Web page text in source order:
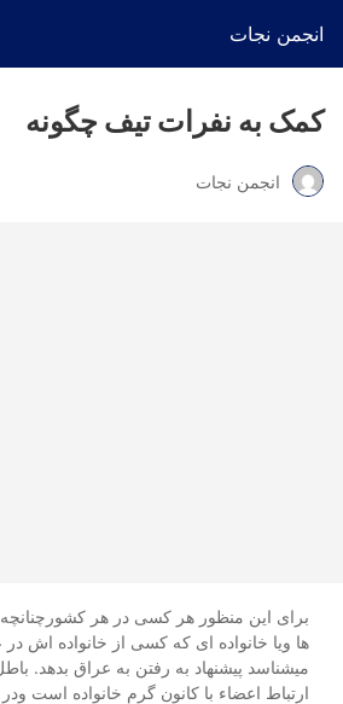
انجمن نجات
کمک به نفرات تیف چگونه
انجمن نجات
برای این منظور هر کسی در هر کشورچنانچه
ها ویا خانواده ای که کسی از خانواده اش
میشناسد پیشنهاد به رفتن به عراق بدهد.
ارتباط اعضاء با کانون گرم خانواده است